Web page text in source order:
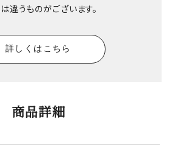
違うものがございます。
詳しくはこちら
商品詳細